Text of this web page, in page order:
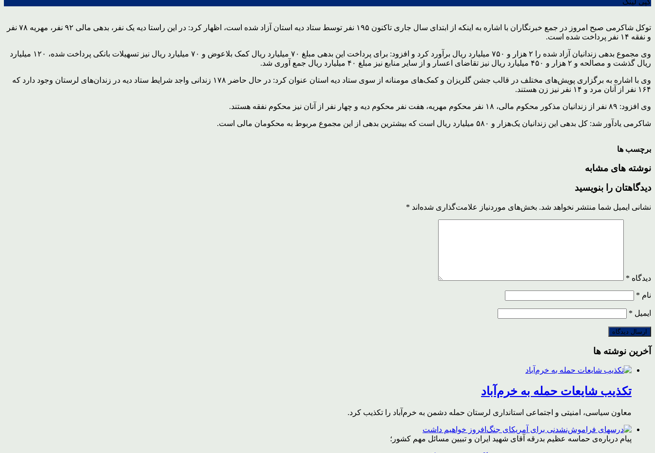
توکل شاکرمی صبح امروز در جمع خبرنگاران با اشاره به اینکه از ابتدای سال جاری تاکنون ۱۹۵ نفر توسط ستاد دیه استان آزاد شده است، اظهار کرد: در این راستا دیه یک نفر، بدهی مالی ۹۲ نفر، مهریه ۷۸ نفر
و نفقه ۱۴ نفر پرداخت شده است.
وی مجموع بدهی زندانیان آزاد شده را ۲ هزار و ۷۵۰ میلیارد ریال برآورد کرد و افزود: برای پرداخت این بدهی مبلغ ۷۰ میلیارد ریال کمک بلاعوض و ۷۰ میلیارد ریال نیز تسهیلات بانکی پرداخت شده، ۱۲۰ میلیارد
ریال گذشت و مصالحه و ۲ هزار و ۴۵۰ میلیارد ریال نیز تقاضای اعسار و از سایر منابع نیز مبلغ ۴۰ میلیارد ریال جمع آوری شد.
وی با اشاره به برگزاری پویش‌های مختلف در قالب جشن گلریزان و کمک‌های مومنانه از سوی ستاد دیه استان عنوان کرد: در حال حاضر ۱۷۸ زندانی واجد شرایط ستاد دیه در زندان‌های لرستان وجود دارد که
۱۶۴ نفر از آنان مرد و ۱۴ نفر نیز زن هستند.
وی افزود: ۸۹ نفر از زندانیان مذکور محکوم مالی، ۱۸ نفر محکوم مهریه، هفت نفر محکوم دیه و چهار نفر از آنان نیز محکوم نفقه هستند.
شاکرمی یادآور شد: کل بدهی این زندانیان یک‌هزار و ۵۸۰ میلیارد ریال است که بیشترین بدهی از این مجموع مربوط به محکومان مالی است.
برچسب ها
نوشته های مشابه
دیدگاهتان را بنویسید
نشانی ایمیل شما منتشر نخواهد شد. بخش‌های موردنیاز علامت‌گذاری شده‌اند *
دیدگاه *
نام *
ایمیل *
آخرین نوشته ها
تکذیب شایعات حمله به خرم‌آباد
معاون سیاسی، امنیتی و اجتماعی استانداری لرستان حمله دشمن به خرم‌آباد را تکذیب کرد.
پیام درباره‌ی حماسه عظیم بدرقه آقای شهید ایران و تبیین مسائل مهم کشور؛